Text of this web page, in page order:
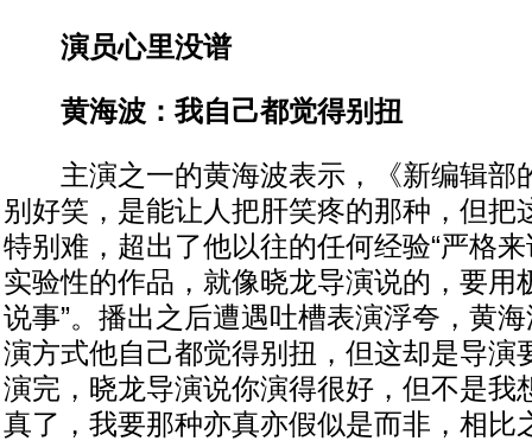
演员心里没谱
黄海波：我自己都觉得别扭
主演之一的黄海波表示，《新编辑部
别好笑，是能让人把肝笑疼的那种，但把
特别难，超出了他以往的任何经验“严格
实验性的作品，就像晓龙导演说的，要用
说事”。播出之后遭遇吐槽表演浮夸，黄
演方式他自己都觉得别扭，但这却是导演
演完，晓龙导演说你演得很好，但不是我
真了，我要那种亦真亦假似是而非，相比